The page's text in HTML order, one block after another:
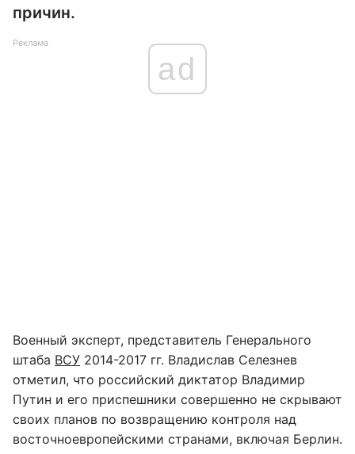
причин.
Реклама
ad
Военный эксперт, представитель Генерального
штаба ВСУ 2014-2017 гг. Владислав Селезнев
отметил, что российский диктатор Владимир
Путин и его приспешники совершенно не скрывают
своих планов по возвращению контроля над
восточноевропейскими странами, включая Берлин.